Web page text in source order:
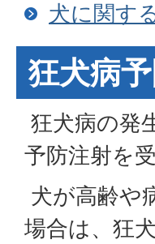
犬に関す
狂犬病
狂犬病の発
予防注射を
犬が高齢や
場合は、狂